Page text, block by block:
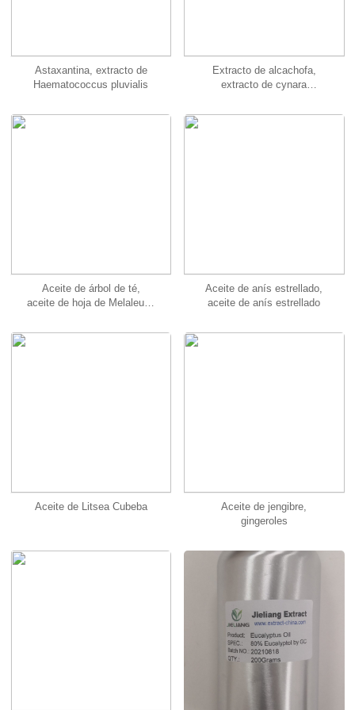
Astaxantina, extracto de
Haematococcus pluvialis
Extracto de alcachofa,
extracto de cynara
Aceite de árbol de té,
aceite de hoja de Melaleuca
Aceite de anís estrellado,
aceite de anís estrellado
Aceite de Litsea Cubeba
Aceite de jengibre,
gingeroles